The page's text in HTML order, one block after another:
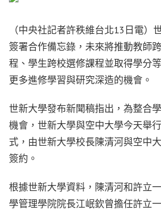
（中央社記者許秩維台北13日電）
簽署合作備忘錄，未來將推動教師
程、學生跨校選修課程並取得學分
更多進修學習與研究深造的機會。
世新大學發布新聞稿指出，為整合
機會，世新大學與空中大學今天舉
式，由世新大學校長陳清河與空中
簽約。
根據世新大學資料，陳清河和許立
學管理學院院長江岷欽曾擔任許立